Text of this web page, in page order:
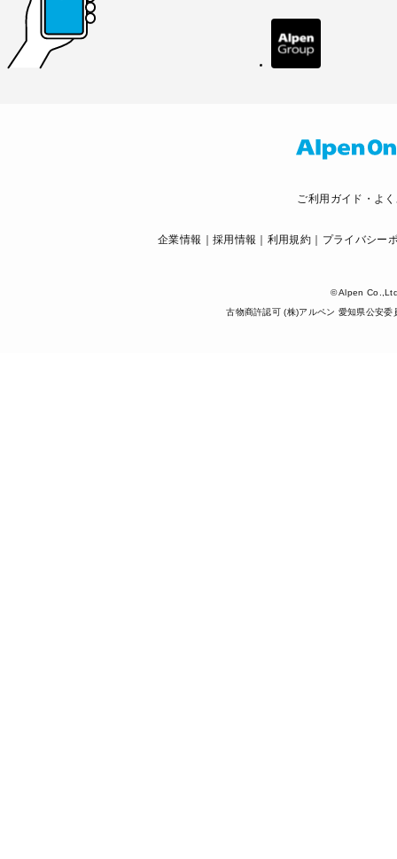
ご利用ガイド・よ
企業情報 採用情報 利用規約 プライバシー
© Alpen
古物商許認可 (株)アルペン 愛知県公安